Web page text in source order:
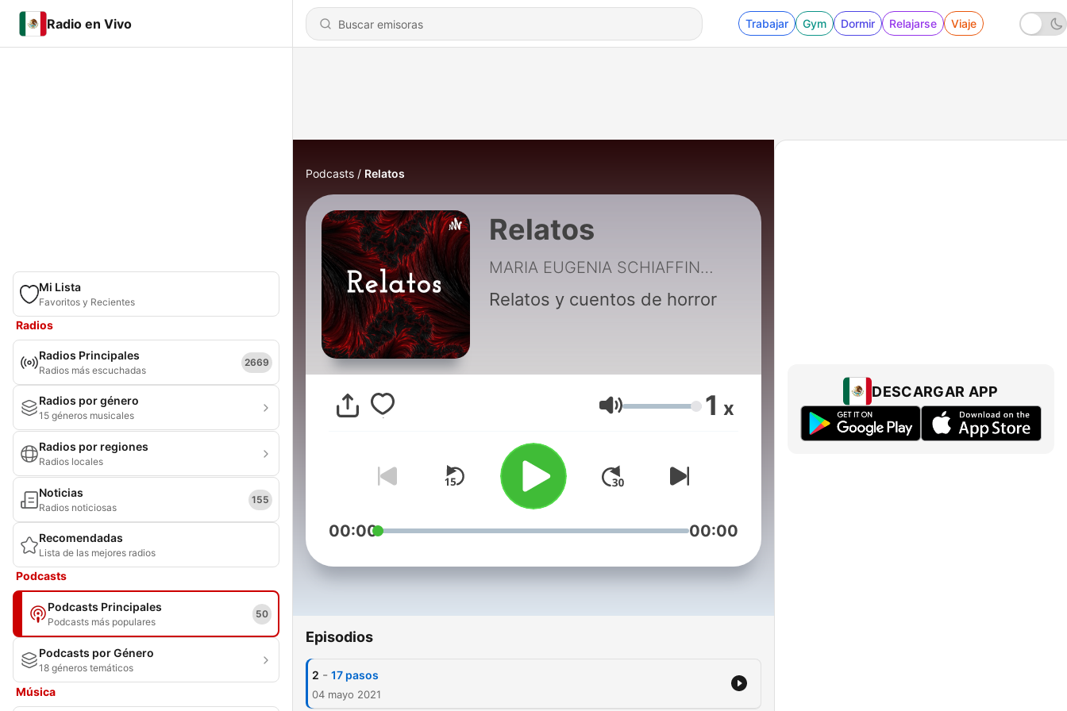
Radio en Vivo Trabajar Gym Dormir Relajarse Viaje
Mi Lista
Favoritos y Recientes
Radios
Radios Principales
Radios más escuchadas
2669
Radios por género
15 géneros musicales
Radios por regiones
Radios locales
Noticias
Radios noticiosas
155
Recomendadas
Lista de las mejores radios
Podcasts
Podcasts Principales
Podcasts más populares
50
Podcasts por Género
18 géneros temáticos
Música
Podcasts Relatos
Relatos
MARIA EUGENIA SCHIAFFINO
Relatos y cuentos de horror
Volumen 1 x
00:00 00:00
Episodios
2 - 17 pasos
04 mayo 2021
DESCARGAR APP